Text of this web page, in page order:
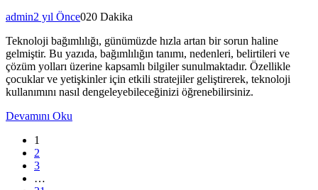
admin2 yıl Önce020 Dakika
Teknoloji bağımlılığı, günümüzde hızla artan bir sorun haline
gelmiştir. Bu yazıda, bağımlılığın tanımı, nedenleri, belirtileri ve
çözüm yolları üzerine kapsamlı bilgiler sunulmaktadır. Özellikle
çocuklar ve yetişkinler için etkili stratejiler geliştirerek, teknoloji
kullanımını nasıl dengeleyebileceğinizi öğrenebilirsiniz.
Devamını Oku
1
2
3
…